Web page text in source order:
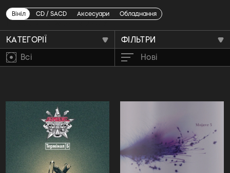
Вініл CD / SACD Аксесуари Обладнання
Бестселери
КАТЕГОРІЇ
ФІЛЬТРИ
Всі
Нові